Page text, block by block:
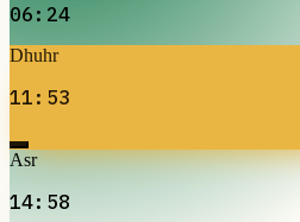
06:24
Dhuhr
11:53
Asr
14:58